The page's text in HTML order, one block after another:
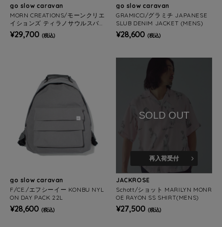
go slow caravan
MORN CREATIONS/モーンクリエ
イションズ ティラノサウルスバッ
クパック L 33L
¥29,700 (税込)
go slow caravan
GRAMICCI/グラミチ JAPANESE
SLUB DENIM JACKET (MENS)
¥28,600 (税込)
go slow caravan
F/CE./エフシーイー KONBU NYL
ON DAY PACK 22L
¥28,600 (税込)
SOLD OUT
再入荷受付
JACKROSE
Schott/ショット MARILYN MONR
OE RAYON SS SHIRT(MENS)
¥27,500 (税込)